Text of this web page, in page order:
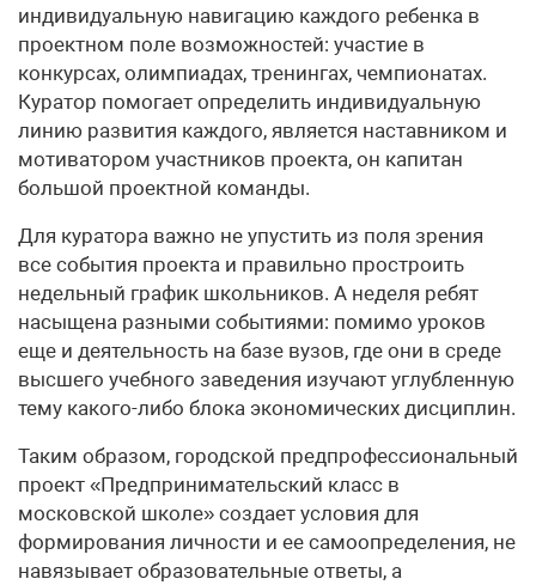
индивидуальную навигацию каждого ребенка в
проектном поле возможностей: участие в
конкурсах, олимпиадах, тренингах, чемпионатах.
Куратор помогает определить индивидуальную
линию развития каждого, является наставником и
мотиватором участников проекта, он капитан
большой проектной команды.
Для куратора важно не упустить из поля зрения
все события проекта и правильно простроить
недельный график школьников. А неделя ребят
насыщена разными событиями: помимо уроков
еще и деятельность на базе вузов, где они в среде
высшего учебного заведения изучают углубленную
тему какого-либо блока экономических дисциплин.
Таким образом, городской предпрофессиональный
проект «Предпринимательский класс в
московской школе» создает условия для
формирования личности и ее самоопределения, не
навязывает образовательные ответы, а